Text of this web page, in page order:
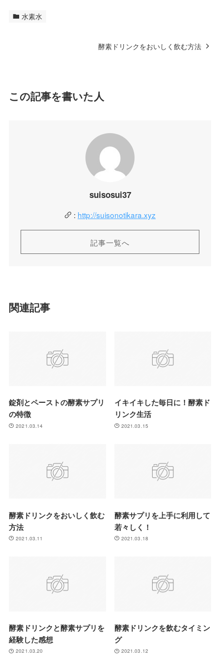
水素水
酵素ドリンクをおいしく飲む方法
この記事を書いた人
suisosui37
: http://suisonotikara.xyz
記事一覧へ
関連記事
錠剤とペーストの酵素サプリ
の特徴
2021.03.14
イキイキした毎日に！酵素ド
リンク生活
2021.03.15
酵素ドリンクをおいしく飲む
方法
2021.03.11
酵素サプリを上手に利用して
若々しく！
2021.03.18
酵素ドリンクと酵素サプリを
経験した感想
2021.03.20
酵素ドリンクを飲むタイミン
グ
2021.03.12